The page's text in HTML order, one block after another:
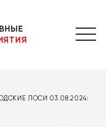
ЛОСИ 03.08.2024: